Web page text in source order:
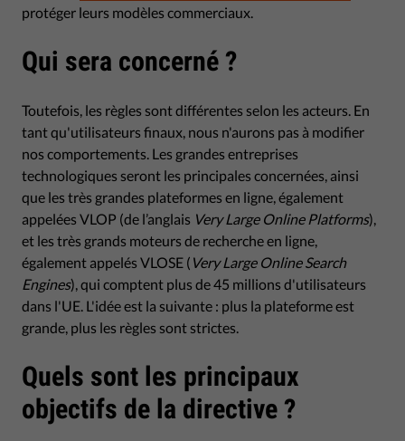
protéger leurs modèles commerciaux.
Qui sera concerné ?
Toutefois, les règles sont différentes selon les acteurs. En
tant qu'utilisateurs finaux, nous n'aurons pas à modifier
nos comportements. Les grandes entreprises
technologiques seront les principales concernées, ainsi
que les très grandes plateformes en ligne, également
appelées VLOP (de l’anglais Very Large Online Platforms),
et les très grands moteurs de recherche en ligne,
également appelés VLOSE ( Very Large Online Search
Engines), qui comptent plus de 45 millions d'utilisateurs
dans l'UE. L'idée est la suivante : plus la plateforme est
grande, plus les règles sont strictes.
Quels sont les principaux
objectifs de la directive ?